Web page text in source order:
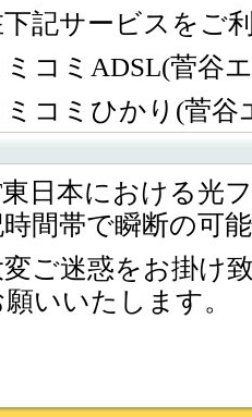
記サービスをご
ミコミADSL(菅谷
ミコミひかり(菅谷
日本における光
時間帯で瞬断の可
ご迷惑をお掛け
願いいたします。